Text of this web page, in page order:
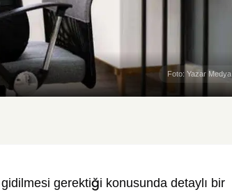
Foto: Yazar Medya
gidilmesi gerektiği konusunda detaylı bir